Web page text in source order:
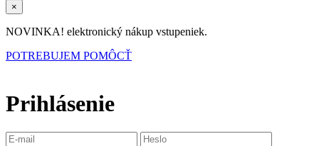
×
NOVINKA! elektronický nákup vstupeniek.
POTREBUJEM POMÔCŤ
Prihlásenie